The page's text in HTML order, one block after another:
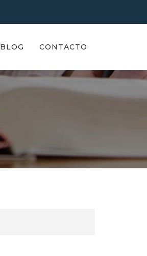
BLOG CONTACTO